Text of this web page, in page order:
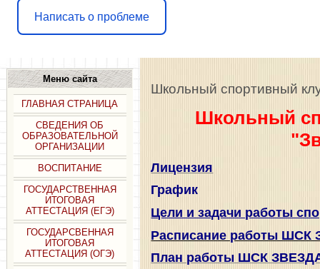
Написать о проблеме
Меню сайта
ГЛАВНАЯ СТРАНИЦА
СВЕДЕНИЯ ОБ
ОБРАЗОВАТЕЛЬНОЙ
ОРГАНИЗАЦИИ
ВОСПИТАНИЕ
ГОСУДАРСТВЕННАЯ
ИТОГОВАЯ
АТТЕСТАЦИЯ (ЕГЭ)
ГОСУДАРСВЕННАЯ
ИТОГОВАЯ
АТТЕСТАЦИЯ (ОГЭ)
Школьный спортивный
Школьный
Лицензия
График
Цели и задачи работы
Расписание работы ШСК
План работы ШСК